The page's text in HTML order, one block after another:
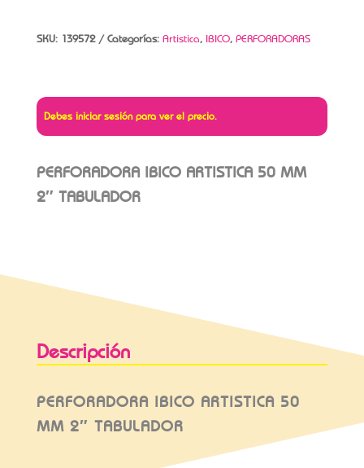
SKU: 139572 Categorías: Artistica, IBICO, PERFORADORAS
Debes iniciar sesión para ver el precio.
PERFORADORA IBICO ARTISTICA 50 MM
2″ TABULADOR
Descripción
PERFORADORA IBICO ARTISTICA 50
MM 2″ TABULADOR